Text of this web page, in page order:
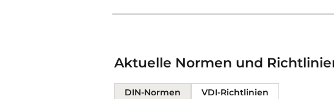
Aktuelle Normen und
DIN-Normen VDI-Richtlinien